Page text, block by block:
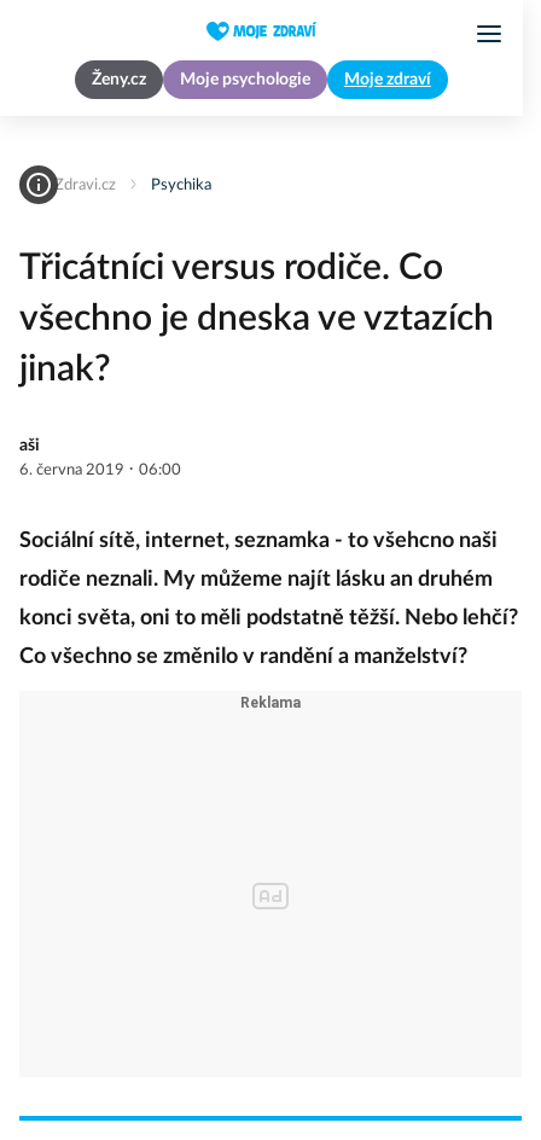
Ženy.cz Moje psychologie Moje zdraví
MojeZdravi.cz Psychika
Třicátníci versus rodiče. Co
všechno je dneska ve vztazích
jinak?
aši
6. června 2019 · 06:00
Sociální sítě, internet, seznamka - to všehcno naši
rodiče neznali. My můžeme najít lásku an druhém
konci světa, oni to měli podstatně těžší. Nebo lehčí?
Co všechno se změnilo v randění a manželství?